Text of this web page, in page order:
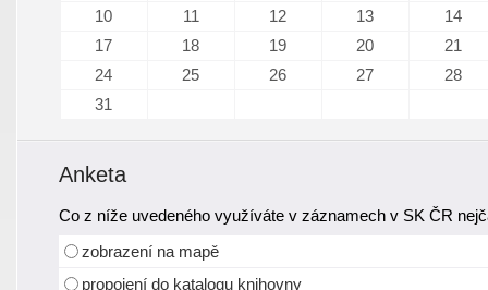
10
11 12 13
14
17
18 19 20
21
24
25 26 27
28
31
Anketa
Co z níže uvedeného využíváte v záznamech v SK ČR
zobrazení na mapě
propojení do katalogu knihovny